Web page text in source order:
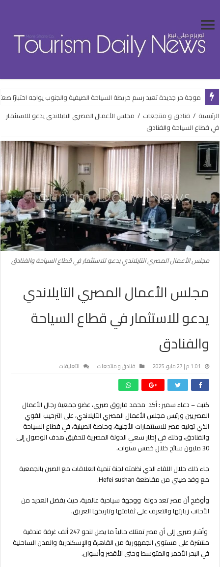
موجة حر جديدة تعيد رسم خريطة السياحة الصيفية والجنوب يواجه اختبارًا
الرئيسية / فنادق و منتجعات / مجلس الأعمال المصري التايلاندي يدعو للاستثمار
في قطاع السياحة والفنادق
مجلس الأعمال المصري التايلاندي يدعو للاستثمار في قطاع السياحة والفنادق
مجلس الأعمال المصري التايلاندي
يدعو للاستثمار في قطاع السياحة
والفنادق
1:01 م | 27 مايو، 2025 فنادق و منتجعات التعليقات
التايلاندي
يدعو
للاستثمار
في
مغلقة
كتبت – دعاء سمير : أكد محمد فاروق صبري، عضو جمعية رجال الأعمال
المصريين ورئيس مجلس الأعمال المصري التايلاندي، على الترحيب القوي
الذي توليه مصر للاستثمارات الأجنبية، وخاصة الصينية، في قطاع السياحة
والفنادق، وذلك في إطار سعي الدولة المصرية لتحقيق هدف الوصول إلى
30 مليون سائح خلال خمس سنوات.
جاء ذلك خلال اللقاء الذي نظمته لجنة تنمية العلاقات مع الصين بالجمعية
مع وفد صيني من مقاطعة Hefei sushan.
وأوضح أن مصر تعد دولة ووجهة سياحية عالمية، حيث يفضل العديد من
الأجانب زيارتها والتعرف على ثقافتها وتاريخها العريق.
وأشار صبري إلى أن مصر تمتلك حالياً ما يصل لنحو 247 ألف غرفة فندقية
منتشرة على مستوى الجمهورية من القاهرة والإسكندرية والمدن الساحلية
في البحر الأحمر والمتوسط وحتى الأقصر وأسوان.